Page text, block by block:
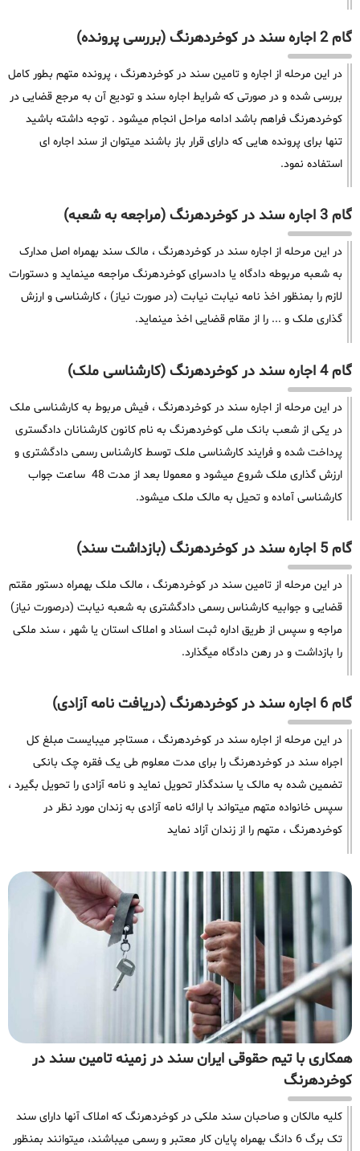
گام 2 اجاره سند در کوخردهرنگ (بررسی پرونده)
در این مرحله از اجاره و تامین سند در کوخردهرنگ ، پرونده متهم بطور کامل
بررسی شده و در صورتی که شرایط اجاره سند و تودیع آن به مرجع قضایی در
کوخردهرنگ فراهم باشد ادامه مراحل انجام میشود . توجه داشته باشید
تنها برای پرونده هایی که دارای قرار باز باشند میتوان از سند اجاره ای
استفاده نمود.
گام 3 اجاره سند در کوخردهرنگ (مراجعه به شعبه)
در این مرحله از اجاره سند در کوخردهرنگ ، مالک سند بهمراه اصل مدارک
به شعبه مربوطه دادگاه یا دادسرای کوخردهرنگ مراجعه مینماید و دستورات
لازم را بمنظور اخذ نامه نیابت نیابت (در صورت نیاز) ، کارشناسی و ارزش
گذاری ملک و ... را از مقام قضایی اخذ مینماید.
گام 4 اجاره سند در کوخردهرنگ (کارشناسی ملک)
در این مرحله از اجاره سند در کوخردهرنگ ، فیش مربوط به کارشناسی ملک
در یکی از شعب بانک ملی کوخردهرنگ به نام کانون کارشنانان دادگستری
پرداخت شده و فرایند کارشناسی ملک توسط کارشناس رسمی دادگشتری و
ارزش گذاری ملک شروع میشود و معمولا بعد از مدت 48 ساعت جواب
کارشناسی آماده و تحیل به مالک ملک میشود.
گام 5 اجاره سند در کوخردهرنگ (بازداشت سند)
در این مرحله از تامین سند در کوخردهرنگ ، مالک ملک بهمراه دستور مقتم
قضایی و جوابیه کارشناس رسمی دادگشتری به شعبه نیابت (درصورت نیاز)
مراجه و سپس از طریق اداره ثبت اسناد و املاک استان یا شهر ، سند ملکی
را بازداشت و در رهن دادگاه میگذارد.
گام 6 اجاره سند در کوخردهرنگ (دریافت نامه آزادی)
در این مرحله از اجاره سند در کوخردهرنگ ، مستاجر میبایست مبلغ کل
اجراه سند در کوخردهرنگ را برای مدت معلوم طی یک فقره چک بانکی
تضمین شده به مالک یا سندگذار تحویل نماید و نامه آزادی را تحویل بگیرد ،
سپس خانواده متهم میتواند با ارائه نامه آزادی به زندان مورد نظر در
کوخردهرنگ ، متهم را از زندان آزاد نماید
همکاری با تیم حقوقی ایران سند در زمینه تامین سند در
کوخردهرنگ
کلیه مالکان و صاحبان سند ملکی در کوخردهرنگ که املاک آنها دارای سند
تک برگ 6 دانگ بهمراه پایان کار معتبر و رسمی میباشند، میتوانند بمنظور